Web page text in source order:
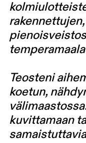
Teosteni
koetun,
kuvittamaan